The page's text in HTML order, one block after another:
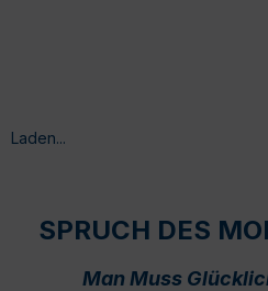
Laden...
SPRUCH DES
Man Muss